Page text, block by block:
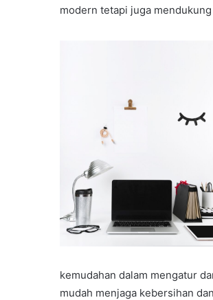
modern tetapi juga
kemudahan dalam mengatur
mudah menjaga kebersihan